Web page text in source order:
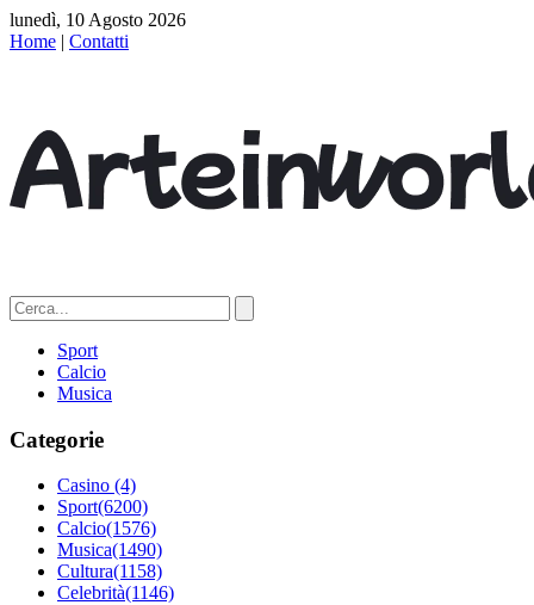
lunedì, 10 Agosto 2026
Home | Contatti
Sport
Calcio
Musica
Categorie
Casino (4)
Sport(6200)
Calcio(1576)
Musica(1490)
Cultura(1158)
Celebrità(1146)